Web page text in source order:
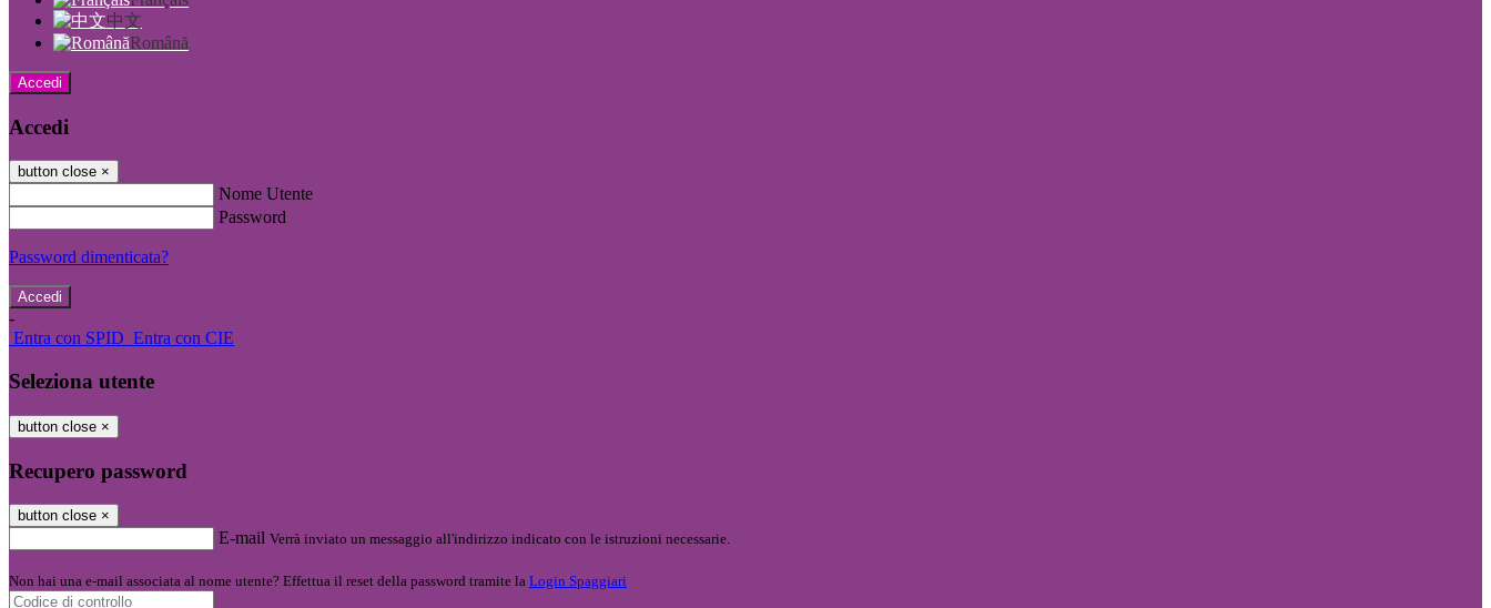
中文
Română
Accedi
Accedi
button close ×
Nome Utente
Password
Password dimenticata?
-
Entra con SPID Entra con CIE
Seleziona utente
button close ×
Recupero password
button close ×
E-mail Verrà inviato un messaggio all'indirizzo indicato con le istruzioni necessarie.
Non hai una e-mail associata al nome utente? Effettua il reset della password tramite la Login Spaggiari